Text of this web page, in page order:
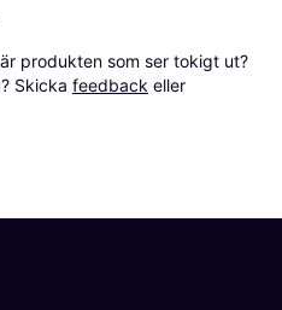
produkten som ser tokigt ut?
Skicka feedback eller